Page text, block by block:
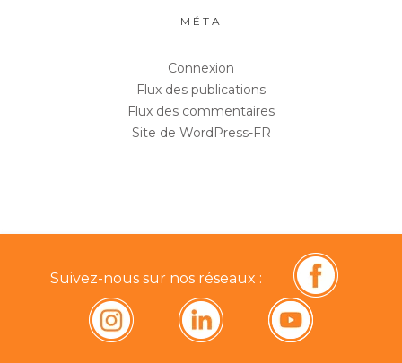
MÉTA
Connexion
Flux des publications
Flux des commentaires
Site de WordPress-FR
Suivez-nous sur nos réseaux :